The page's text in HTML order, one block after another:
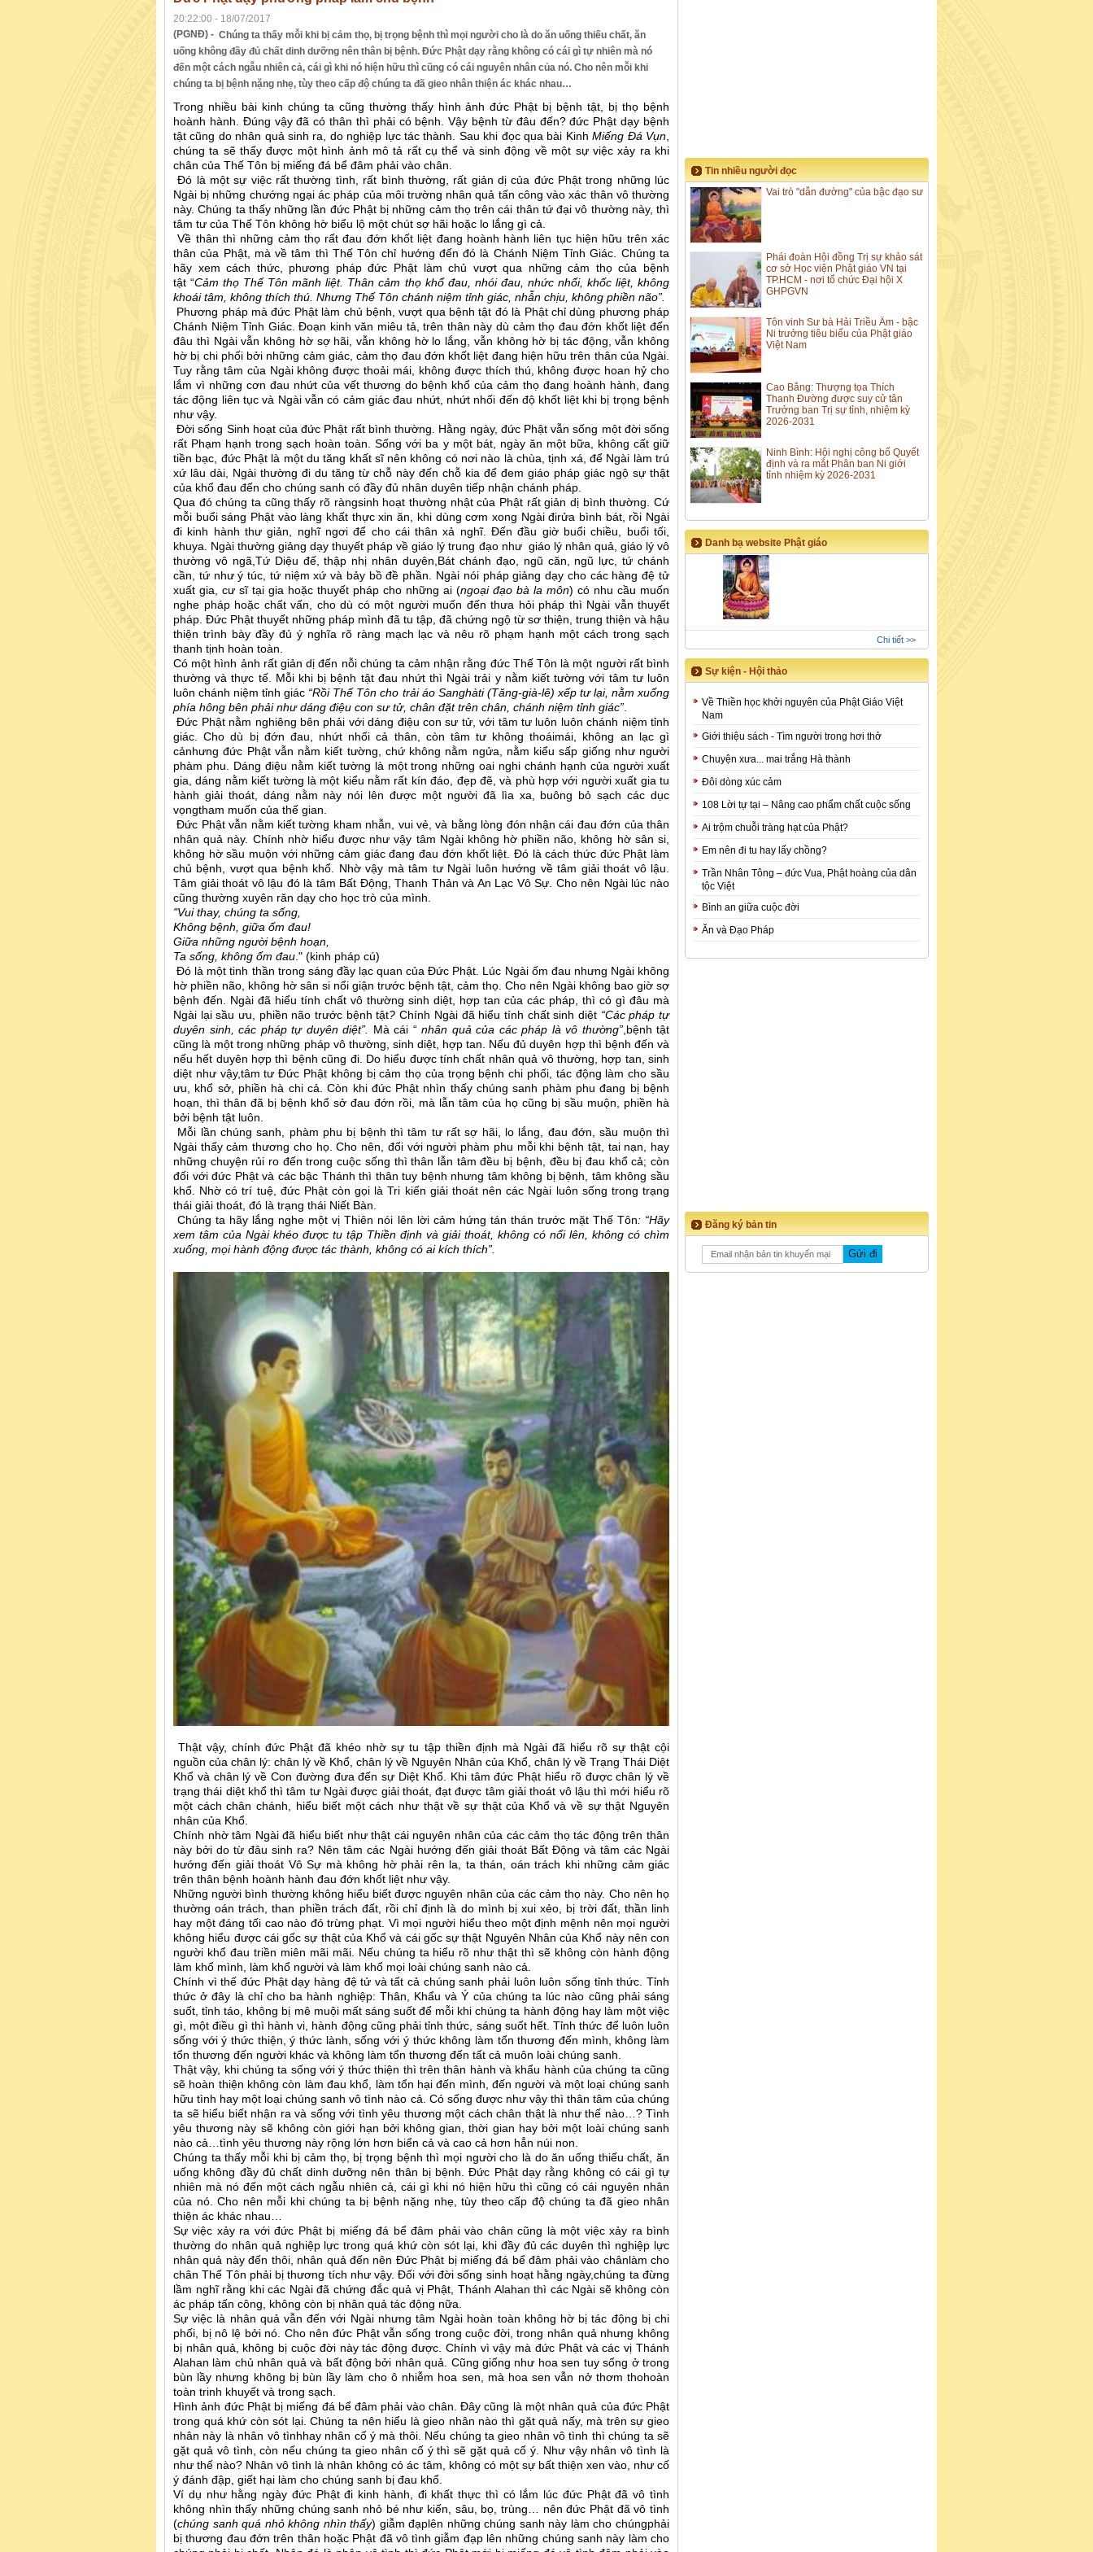
20:22:00 - 18/07/2017
(PGNĐ) - Chúng ta thấy mỗi khi bị cảm thọ, bị trọng bệnh thì mọi người cho là do ăn uống thiếu chất, ăn
uống không đầy đủ chất dinh dưỡng nên thân bị bệnh. Đức Phật dạy rằng không có cái gì tự nhiên mà nó
đến một cách ngẫu nhiên cả, cái gì khi nó hiện hữu thì cũng có cái nguyên nhân của nó. Cho nên mỗi khi
chúng ta bị bệnh nặng nhẹ, tùy theo cấp độ chúng ta đã gieo nhân thiện ác khác nhau…
Trong nhiều bài kinh chúng ta cũng thường thấy hình ảnh đức Phật bị bệnh tật, bị thọ bệnh
hoành hành. Đúng vậy đã có thân thì phải có bệnh. Vậy bệnh từ đâu đến? đức Phật dạy bệnh
tật cũng do nhân quả sinh ra, do nghiệp lực tác thành. Sau khi đọc qua bài KinhMiếng Đá Vụn,
chúng ta sẽ thấy được một hình ảnh mô tả rất cụ thể và sinh động về một sự việc xảy ra khi
chân của Thế Tôn bị miếng đá bể đâm phải vào chân.
Đó là một sự việc rất thường tình, rất bình thường, rất giản dị của đức Phật trong những lúc
Ngài bị những chướng ngại ác pháp của môi trường nhân quả tấn công vào xác thân vô thường
này. Chúng ta thấy những lần đức Phật bị những cảm thọ trên cái thân tứ đại vô thường này, thì
tâm tư của Thế Tôn không hờ biểu lộ một chút sợ hãi hoặc lo lắng gì cả.
Về thân thì những cảm thọ rất đau đớn khốt liệt đang hoành hành liên tục hiện hữu trên xác
thân của Phật, mà về tâm thì Thế Tôn chỉ hướng đến đó là Chánh Niệm Tỉnh Giác. Chúng ta
hãy xem cách thức, phương pháp đức Phật làm chủ vượt qua những cảm thọ của bệnh
tật “Cảm thọ Thế Tôn mãnh liệt. Thân cảm thọ khổ đau, nhói đau, nhức nhối, khốc liệt, không
khoái tâm, không thích thú. Nhưng Thế Tôn chánh niệm tỉnh giác, nhẫn chịu, không phiền não”.
Phương pháp mà đức Phật làm chủ bệnh, vượt qua bệnh tật đó là Phật chỉ dùng phương pháp
Chánh Niệm Tỉnh Giác. Đoạn kinh văn miêu tả, trên thân này dù cảm thọ đau đớn khốt liệt đến
đâu thì Ngài vẫn không hờ sợ hãi, vẫn không hờ lo lắng, vẫn không hờ bị tác động, vẫn không
hờ bị chi phối bởi những cảm giác, cảm thọ đau đớn khốt liệt đang hiện hữu trên thân của Ngài.
Tuy rằng tâm của Ngài không được thoải mái, không được thích thú, không được hoan hỷ cho
lắm vì những cơn đau nhứt của vết thương do bệnh khổ của cảm thọ đang hoành hành, đang
tác động liên tục và Ngài vẫn có cảm giác đau nhứt, nhứt nhối đến độ khốt liệt khi bị trọng bệnh
như vậy.
Đời sống Sinh hoạt của đức Phật rất bình thường. Hằng ngày, đức Phật vẫn sống một đời sống
rất Phạm hạnh trong sạch hoàn toàn. Sống với ba y một bát, ngày ăn một bữa, không cất giữ
tiền bạc, đức Phật là một du tăng khất sĩ nên không có nơi nào là chùa, tịnh xá, để Ngài làm trú
xứ lâu dài, Ngài thường đi du tăng từ chỗ này đến chỗ kia để đem giáo pháp giác ngộ sự thật
của khổ đau đến cho chúng sanh có đầy đủ nhân duyên tiếp nhận chánh pháp.
Qua đó chúng ta cũng thấy rõ ràngsinh hoạt thường nhật của Phật rất giản dị bình thường. Cứ
mỗi buổi sáng Phật vào làng khất thực xin ăn, khi dùng cơm xong Ngài đirửa bình bát, rồi Ngài
đi kinh hành thư giản, nghĩ ngơi để cho cái thân xả nghĩ. Đến đầu giờ buổi chiều, buổi tối,
khuya. Ngài thường giảng dạy thuyết pháp về giáo lý trung đạo như giáo lý nhân quả, giáo lý vô
thường vô ngã,Tứ Diệu đế, thập nhị nhân duyên,Bát chánh đạo, ngũ căn, ngũ lực, tứ chánh
cần, tứ như ý túc, tứ niệm xứ và bảy bồ đề phần. Ngài nói pháp giảng dạy cho các hàng đệ tử
xuất gia, cư sĩ tại gia hoặc thuyết pháp cho những ai (ngoại đạo bà la môn) có nhu cầu muốn
nghe pháp hoặc chất vấn, cho dù có một người muốn đến thưa hỏi pháp thì Ngài vẫn thuyết
pháp. Đức Phật thuyết những pháp mình đã tu tập, đã chứng ngộ từ sơ thiện, trung thiện và hậu
thiện trình bày đầy đủ ý nghĩa rõ ràng mạch lạc và nêu rõ phạm hạnh một cách trong sạch
thanh tịnh hoàn toàn.
Có một hình ảnh rất giản dị đến nỗi chúng ta cảm nhận rằng đức Thế Tôn là một người rất bình
thường và thực tế. Mỗi khi bị bệnh tật đau nhứt thì Ngài trải y nằm kiết tường với tâm tư luôn
luôn chánh niệm tỉnh giác “Rồi Thế Tôn cho trải áo Sanghàti (Tăng-già-lê) xếp tư lại, nằm xuống
phía hông bên phải như dáng điệu con sư tử, chân đặt trên chân, chánh niệm tỉnh giác”.
Đức Phật nằm nghiêng bên phải với dáng điệu con sư tử, với tâm tư luôn luôn chánh niệm tỉnh
giác. Cho dù bị đớn đau, nhứt nhối cả thân, còn tâm tư không thoáimái, không an lạc gì
cảnhưng đức Phật vẫn nằm kiết tường, chứ không nằm ngửa, nằm kiểu sấp giống như người
phàm phu. Dáng điệu nằm kiết tường là một trong những oai nghi chánh hạnh của người xuất
gia, dáng nằm kiết tường là một kiểu nằm rất kín đáo, đẹp đẽ, và phù hợp với người xuất gia tu
hành giải thoát, dáng nằm này nói lên được một người đã lìa xa, buông bỏ sạch các dục
vọngtham muốn của thế gian.
Đức Phật vẫn nằm kiết tường kham nhẫn, vui vẻ, và bằng lòng đón nhận cái đau đớn của thân
nhân quả này. Chính nhờ hiểu được như vậy tâm Ngài không hờ phiền não, không hờ sân si,
không hờ sầu muộn với những cảm giác đang đau đớn khốt liệt. Đó là cách thức đức Phật làm
chủ bệnh, vượt qua bệnh khổ. Nhờ vậy mà tâm tư Ngài luôn hướng về tâm giải thoát vô lậu.
Tâm giải thoát vô lậu đó là tâm Bất Động, Thanh Thản và An Lạc Vô Sự. Cho nên Ngài lúc nào
cũng thường xuyên răn dạy cho học trò của mình.
"Vui thay, chúng ta sống,
Không bệnh, giữa ốm đau!
Giữa những người bệnh hoạn,
Ta sống, không ốm đau." (kinh pháp cú)
Đó là một tinh thần trong sáng đầy lạc quan của Đức Phật. Lúc Ngài ốm đau nhưng Ngài không
hờ phiền não, không hờ sân si nổi giận trước bệnh tật, cảm thọ. Cho nên Ngài không bao giờ sợ
bệnh đến. Ngài đã hiểu tính chất vô thường sinh diệt, hợp tan của các pháp, thì có gì đâu mà
Ngài lại sầu ưu, phiền não trước bệnh tật? Chính Ngài đã hiểu tính chất sinh diệt “Các pháp tự
duyên sinh, các pháp tự duyên diệt”.
Mà cái “ nhân quả của các pháp là vô thường”,bệnh tật
cũng là một trong những pháp vô thường, sinh diệt, hợp tan. Nếu đủ duyên hợp thì bệnh đến và
nếu hết duyên hợp thì bệnh cũng đi. Do hiểu được tính chất nhân quả vô thường, hợp tan, sinh
diệt như vậy,tâm tư Đức Phật không bị cảm thọ của trọng bệnh chi phối, tác động làm cho sầu
ưu, khổ sở, phiền hà chi cả. Còn khi đức Phật nhìn thấy chúng sanh phàm phu đang bị bệnh
hoạn, thì thân đã bị bệnh khổ sở đau đớn rồi, mà lẫn tâm của họ cũng bị sầu muộn, phiền hà
bởi bệnh tật luôn.
Mỗi lần chúng sanh, phàm phu bị bệnh thì tâm tư rất sợ hãi, lo lắng, đau đớn, sầu muộn thì
Ngài thấy cảm thương cho họ. Cho nên, đối với người phàm phu mỗi khi bệnh tật, tai nạn, hay
những chuyện rủi ro đến trong cuộc sống thì thân lẫn tâm đều bị bệnh, đều bị đau khổ cả; còn
đối với đức Phật và các bậc Thánh thì thân tuy bệnh nhưng tâm không bị bệnh, tâm không sầu
khổ. Nhờ có trí tuệ, đức Phật còn gọi là Tri kiến giải thoát nên các Ngài luôn sống trong trạng
thái giải thoát, đó là trạng thái Niết Bàn.
Chúng ta hãy lắng nghe một vị Thiên nói lên lời cảm hứng tán thán trước mặt Thế Tôn: “Hãy
xem tâm của Ngài khéo được tu tập Thiền định và giải thoát, không có nổi lên, không có chìm
xuống, mọi hành động được tác thành, không có ai kích thích”.
Thật vậy, chính đức Phật đã khéo nhờ sự tu tập thiền định mà Ngài đã hiểu rõ sự thật cội
nguồn của chân lý: chân lý về Khổ, chân lý về Nguyên Nhân của Khổ, chân lý về Trạng Thái Diệt
Khổ và chân lý về Con đường đưa đến sự Diệt Khổ. Khi tâm đức Phật hiểu rõ được chân lý về
trạng thái diệt khổ thì tâm tư Ngài được giải thoát, đạt được tâm giải thoát vô lậu thì mới hiểu rõ
một cách chân chánh, hiểu biết một cách như thật về sự thật của Khổ và về sự thật Nguyên
nhân của Khổ.
Chính nhờ tâm Ngài đã hiểu biết như thật cái nguyên nhân của các cảm thọ tác động trên thân
này bởi do từ đâu sinh ra? Nên tâm các Ngài hướng đến giải thoát Bất Động và tâm các Ngài
hướng đến giải thoát Vô Sự mà không hờ phải rên la, ta thán, oán trách khi những cảm giác
trên thân bệnh hoành hành đau đớn khốt liệt như vậy.
Những người bình thường không hiểu biết được nguyên nhân của các cảm thọ này. Cho nên họ
thường oán trách, than phiền trách đất, rồi chỉ định là do mình bị xui xẻo, bị trời đất, thần linh
hay một đáng tối cao nào đó trừng phạt. Vì mọi người hiểu theo một định mệnh nên mọi người
không hiểu được cái gốc sự thật của Khổ và cái gốc sự thật Nguyên Nhân của Khổ này nên con
người khổ đau triền miên mãi mãi. Nếu chúng ta hiểu rõ như thật thì sẽ không còn hành động
làm khổ mình, làm khổ người và làm khổ mọi loài chúng sanh nào cả.
Chính vì thế đức Phật dạy hàng đệ tử và tất cả chúng sanh phải luôn luôn sống tỉnh thức. Tỉnh
thức ở đây là chỉ cho ba hành nghiệp: Thân, Khẩu và Ý của chúng ta lúc nào cũng phải sáng
suốt, tỉnh táo, không bị mê muội mất sáng suốt để mỗi khi chúng ta hành động hay làm một việc
gì, một điều gì thì hành vi, hành động cũng phải tỉnh thức, sáng suốt hết. Tỉnh thức để luôn luôn
sống với ý thức thiện, ý thức lành, sống với ý thức không làm tổn thương đến mình, không làm
tổn thương đến người khác và không làm tổn thương đến tất cả muôn loài chúng sanh.
Thật vậy, khi chúng ta sống với ý thức thiện thì trên thân hành và khẩu hành của chúng ta cũng
sẽ hoàn thiện không còn làm đau khổ, làm tổn hại đến mình, đến người và một loại chúng sanh
hữu tình hay một loại chúng sanh vô tình nào cả. Có sống được như vậy thì thân tâm của chúng
ta sẽ hiểu biết nhận ra và sống với tình yêu thương một cách chân thật là như thế nào…? Tình
yêu thương này sẽ không còn giới hạn bởi không gian, thời gian hay bởi một loài chúng sanh
nào cả…tình yêu thương này rộng lớn hơn biển cả và cao cả hơn hẳn núi non.
Chúng ta thấy mỗi khi bị cảm thọ, bị trọng bệnh thì mọi người cho là do ăn uống thiếu chất, ăn
uống không đầy đủ chất dinh dưỡng nên thân bị bệnh. Đức Phật dạy rằng không có cái gì tự
nhiên mà nó đến một cách ngẫu nhiên cả, cái gì khi nó hiện hữu thì cũng có cái nguyên nhân
của nó. Cho nên mỗi khi chúng ta bị bệnh nặng nhẹ, tùy theo cấp độ chúng ta đã gieo nhân
thiện ác khác nhau…
Sự việc xảy ra với đức Phật bị miếng đá bể đâm phải vào chân cũng là một việc xảy ra bình
thường do nhân quả nghiệp lực trong quá khứ còn sót lại, khi đầy đủ các duyên thì nghiệp lực
nhân quả này đến thôi, nhân quả đến nên Đức Phật bị miếng đá bể đâm phải vào chânlàm cho
chân Thế Tôn phải bị thương tích như vậy. Đối với đời sống sinh hoạt hằng ngày,chúng ta đừng
lầm nghĩ rằng khi các Ngài đã chứng đắc quả vị Phật, Thánh Alahan thì các Ngài sẽ không còn
ác pháp tấn công, không còn bị nhân quả tác động nữa.
Sự việc là nhân quả vẫn đến với Ngài nhưng tâm Ngài hoàn toàn không hờ bị tác động bị chi
phối, bị nô lệ bởi nó. Cho nên đức Phật vẫn sống trong cuộc đời, trong nhân quả nhưng không
bị nhân quả, không bị cuộc đời này tác động được. Chính vì vậy mà đức Phật và các vị Thánh
Alahan làm chủ nhân quả và bất động bởi nhân quả. Cũng giống như hoa sen tuy sống ở trong
bùn lầy nhưng không bị bùn lầy làm cho ô nhiễm hoa sen, mà hoa sen vẫn nở thơm thohoàn
toàn trinh khuyết và trong sạch.
Hình ảnh đức Phật bị miếng đá bể đâm phải vào chân. Đây cũng là một nhân quả của đức Phật
trong quá khứ còn sót lại. Chúng ta nên hiểu là gieo nhân nào thì gặt quả nấy, mà trên sự gieo
nhân này là nhân vô tìnhhay nhân cố ý mà thôi. Nếu chúng ta gieo nhân vô tình thì chúng ta sẽ
gặt quả vô tình, còn nếu chúng ta gieo nhân cố ý thì sẽ gặt quả cố ý. Như vậy nhân vô tình là
như thế nào? Nhân vô tình là nhân không có ác tâm, không có một sự bất thiện xen vào, như cố
ý đánh đập, giết hại làm cho chúng sanh bị đau khổ.
Ví dụ như hằng ngày đức Phật đi kinh hành, đi khất thực thì có lắm lúc đức Phật đã vô tình
không nhìn thấy những chúng sanh nhỏ bé như kiến, sâu, bọ, trùng… nên đức Phật đã vô tình
(chúng sanh quá nhỏ không nhìn thấy) giẫm đạplên những chúng sanh này làm cho chúngphải
bị thương đau đớn trên thân hoặc Phật đã vô tình giẫm đạp lên những chúng sanh này làm cho
Tin nhiều người đọc
Vai trò "dẫn đường" của bậc đạo sư
Phái đoàn Hội đồng Trị sự khảo sát
cơ sở Học viện Phật giáo VN tại
TP.HCM - nơi tổ chức Đại hội X
GHPGVN
Tôn vinh Sư bà Hải Triều Âm - bậc
Ni trưởng tiêu biểu của Phật giáo
Việt Nam
Cao Bằng: Thượng tọa Thích
Thanh Đường được suy cử tân
Trưởng ban Trị sự tỉnh, nhiệm kỳ
2026-2031
Ninh Bình: Hội nghị công bố Quyết
định và ra mắt Phân ban Ni giới
tỉnh nhiệm kỳ 2026-2031
Danh bạ website Phật giáo
Chi tiết >>
Sự kiện - Hội thảo
Về Thiền học khởi nguyên của Phật Giáo Việt
Nam
Giới thiệu sách - Tìm người trong hơi thở
Chuyện xưa... mai trắng Hà thành
Đôi dòng xúc cảm
108 Lời tự tại – Nâng cao phẩm chất cuộc sống
Ai trộm chuỗi tràng hạt của Phật?
Em nên đi tu hay lấy chồng?
Trần Nhân Tông – đức Vua, Phật hoàng của dân
tộc Việt
Bình an giữa cuộc đời
Ăn và Đạo Pháp
Đăng ký bản tin